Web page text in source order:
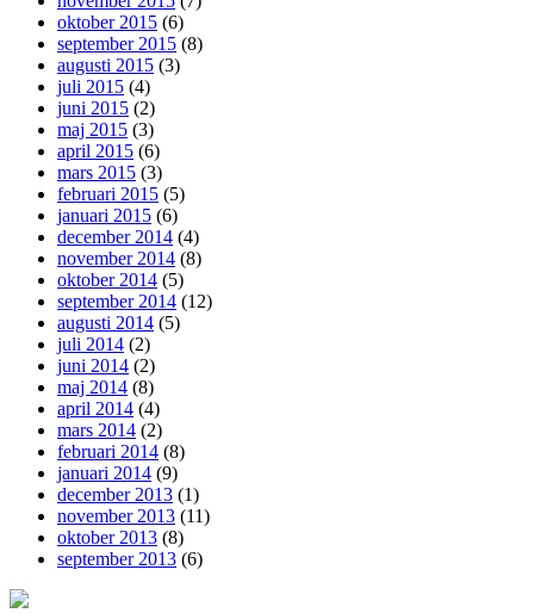
oktober 2015 (6)
september 2015 (8)
augusti 2015 (3)
juli 2015 (4)
juni 2015 (2)
maj 2015 (3)
april 2015 (6)
mars 2015 (3)
februari 2015 (5)
januari 2015 (6)
december 2014 (4)
november 2014 (8)
oktober 2014 (5)
september 2014 (12)
augusti 2014 (5)
juli 2014 (2)
juni 2014 (2)
maj 2014 (8)
april 2014 (4)
mars 2014 (2)
februari 2014 (8)
januari 2014 (9)
december 2013 (1)
november 2013 (11)
oktober 2013 (8)
september 2013 (6)